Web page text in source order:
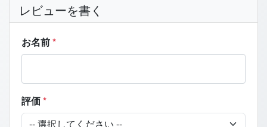
レビューを書く
お名前*
評価*